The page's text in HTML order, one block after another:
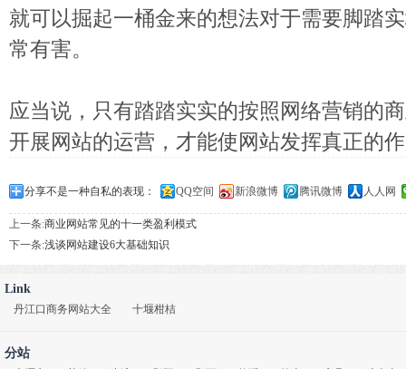
就可以掘起一桶金来的想法对于需要脚踏
常有害。
应当说，只有踏踏实实的按照网络营销的
开展网站的运营，才能使网站发挥真正的
分享不是一种自私的表现： QQ空间 新浪微博 腾讯微博 人人网
上一条:商业网站常见的十一类盈利模式
下一条:浅谈网站建设6大基础知识
Link
丹江口商务网站大全 十堰柑桔
分站